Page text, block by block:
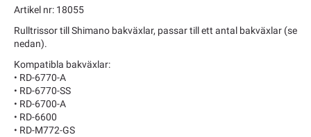
Artikel nr: 18055
Rulltrissor till Shimano bakväxlar, passar till ett antal bakväxlar (se
nedan).
Kompatibla bakväxlar:
• RD-6770-A
• RD-6770-SS
• RD-6700-A
• RD-6600
• RD-M772-GS